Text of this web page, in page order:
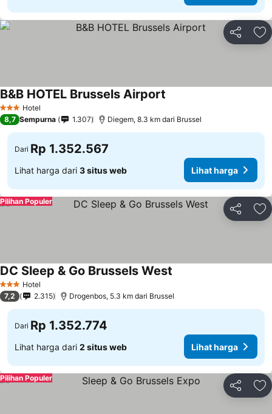
Bagikan
3 BintangHotel
B&B HOTEL Brussels Airport
8,7 Sempurna 1.307 Diegem, 8.3 km dari Brussel
Dari Rp 1.352.567
Lihat harga dari 3 situs web Lihat harga
Bagikan
Pilihan Populer
3 BintangHotel
DC Sleep & Go Brussels West
7,2 2.315 Drogenbos, 5.3 km dari Brussel
Dari Rp 1.352.774
Lihat harga dari 2 situs web Lihat harga
Bagikan
Pilihan Populer